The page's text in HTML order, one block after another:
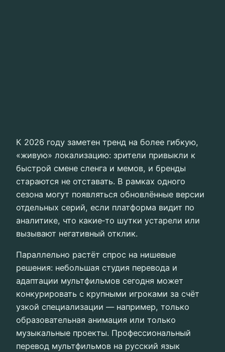
К 2026 году заметен тренд на более гибкую,
«живую» локализацию: зрители привыкли к
быстрой смене сленга и мемов, и бренды
стараются не отставать. В рамках одного
сезона могут появляться обновлённые версии
отдельных серий, если платформа видит по
аналитике, что какие‑то шутки устарели или
вызывают негативный отклик.
Параллельно растёт спрос на нишевые
решения: небольшая студия перевода и
адаптации мультфильмов сегодня может
конкурировать с крупными игроками за счёт
узкой специализации — например, только
образовательная анимация или только
музыкальные проекты. Профессиональный
перевод мультфильмов на русский язык